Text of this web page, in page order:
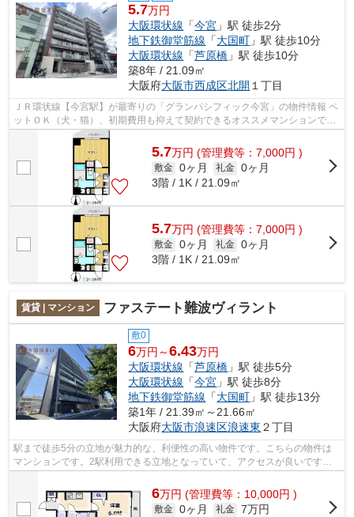
5.7万円
大阪環状線 「今宮 」駅 徒歩2分
地下鉄御堂筋線 「大国町 」駅 徒歩10分
大阪環状線 「芦原橋 」駅 徒歩10分
築8年 / 21.09㎡
大阪府大阪市西成区北開 １丁目
ＪＲ環状線【今宮駅】が最寄りの「グランパシフィック今宮」の物件情報 ペ
ットＯＫ（犬・猫）、初期費用も抑えて契約できるオススメマンションで
す！！ なんばや天王寺にも自転車です...
5.7万円 (管理費等：7,000円 )
敷金 0ヶ月 礼金 0ヶ月
3階 / 1K / 21.09㎡
5.7万円 (管理費等：7,000円 )
敷金 0ヶ月 礼金 0ヶ月
3階 / 1K / 21.09㎡
賃貸 | マンション ファステート難波ヴィラント
敷0
6万円～6.43万円
大阪環状線 「芦原橋 」駅 徒歩5分
大阪環状線 「今宮 」駅 徒歩8分
地下鉄御堂筋線 「大国町 」駅 徒歩13分
築1年 / 21.39㎡～21.66㎡
大阪府大阪市浪速区浪速東 ２丁目
駅まで徒歩5分の立地が魅力的な、利便性の高い物件です。こちらの物件は
マンションです。2駅利用できる立地となっていて、アクセスが良いです。
共用部にはエレベータ・敷地内ごみ置き...
6万円 (管理費等：10,000円 )
敷金 0ヶ月 礼金 7万円